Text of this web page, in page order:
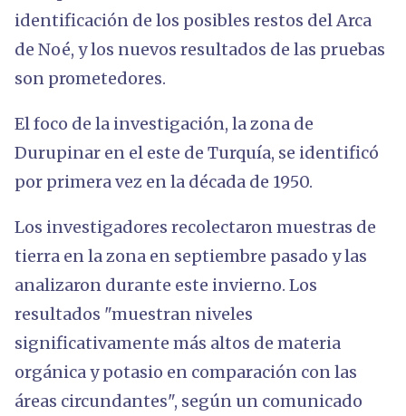
identificación de los posibles restos del Arca
de Noé, y los nuevos resultados de las pruebas
son prometedores.
El foco de la investigación, la zona de
Durupinar en el este de Turquía, se identificó
por primera vez en la década de 1950.
Los investigadores recolectaron muestras de
tierra en la zona en septiembre pasado y las
analizaron durante este invierno. Los
resultados "muestran niveles
significativamente más altos de materia
orgánica y potasio en comparación con las
áreas circundantes", según un comunicado